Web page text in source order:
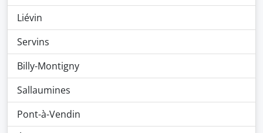
Liévin
Servins
Billy-Montigny
Sallaumines
Pont-à-Vendin